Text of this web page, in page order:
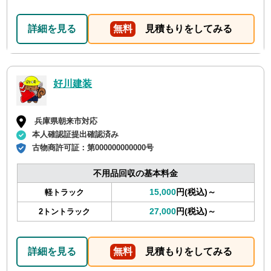
詳細を見る 無料 見積もりをしてみる
好川建装
兵庫県朝来市対応
本人確認証提出確認済み
古物商許可証：第000000000000号
不用品回収の基本料金
軽トラック 15,000円(税込)～
2トントラック 27,000円(税込)～
詳細を見る 無料 見積もりをしてみる